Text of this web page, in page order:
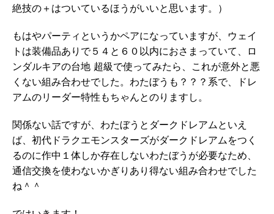
絶技の＋はついているほうがいいと思います。）
もはやパーティというかペアになっていますが、ウェイ
トは装備品ありで５４と６０以内におさまっていて、ロ
ンダルキアの台地 超級で使ってみたら、これが意外と悪
くない組み合わせでした。わたぼうも？？？系で、ドレ
アムのリーダー特性もちゃんとのりますし。
関係ない話ですが、わたぼうとダークドレアムといえ
ば、初代ドラクエモンスターズがダークドレアムをつく
るのに作中１体しか存在しないわたぼうが必要なため、
通信交換を使わないかぎりあり得ない組み合わせでした
ね＾＾